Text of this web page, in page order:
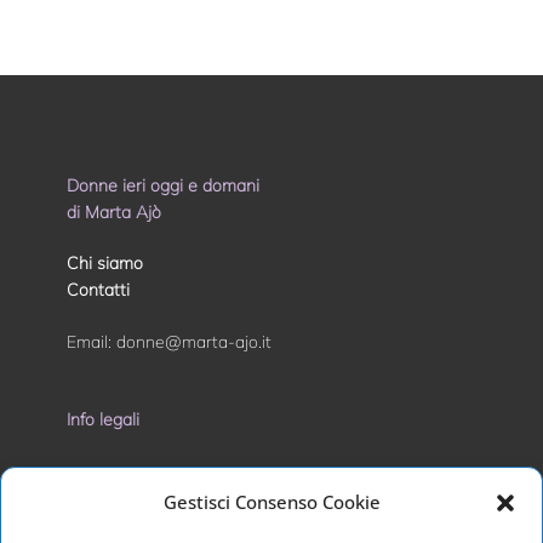
Gestisci Consenso Cookie
Donne ieri oggi e domani
di Marta Ajò
Chi siamo
Contatti
Email: donne@marta-ajo.it
Info legali
Privacy Policy
Cookie Policy